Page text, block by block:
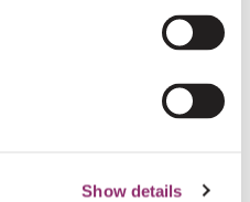
Show details
€5